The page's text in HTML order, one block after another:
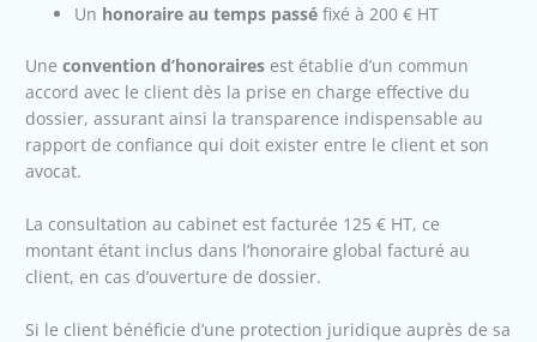
Un honoraire au temps passéfixé à 200 € HT
Une convention d’honorairesest établie d’un commun
accord avec le client dès la prise en charge effective du
dossier, assurant ainsi la transparence indispensable au
rapport de confiance qui doit exister entre le client et son
avocat.
La consultation au cabinet est facturée 125 € HT, ce
montant étant inclus dans l’honoraire global facturé au
client, en cas d’ouverture de dossier.
Si le client bénéficie d’une protection juridique auprès de sa